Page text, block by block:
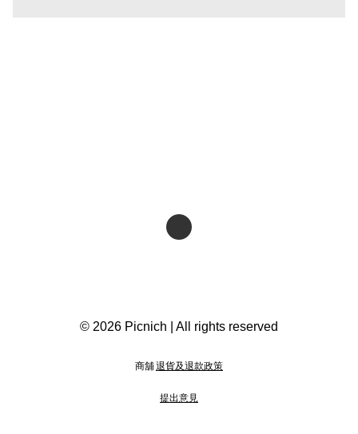
© 2026 Picnich | All rights reserved
商舖退貨及退款政策
提出意見